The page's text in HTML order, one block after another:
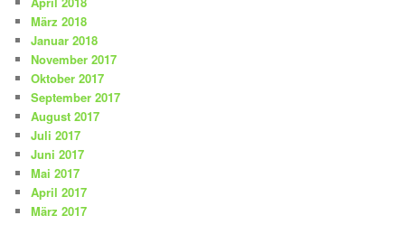
März 2018
Januar 2018
November 2017
Oktober 2017
September 2017
August 2017
Juli 2017
Juni 2017
Mai 2017
April 2017
März 2017